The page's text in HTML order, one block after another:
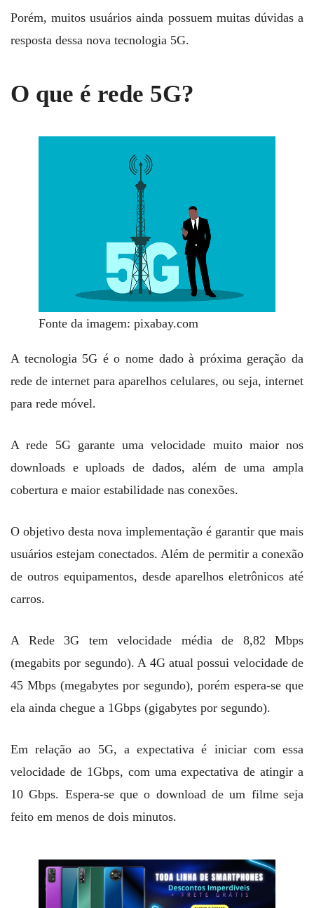
Porém, muitos usuários ainda possuem muitas dúvidas a
resposta dessa nova tecnologia 5G.
O que é rede 5G?
Fonte da imagem: pixabay.com
A tecnologia 5G é o nome dado à próxima geração da
rede de internet para aparelhos celulares, ou seja, internet
para rede móvel.
A rede 5G garante uma velocidade muito maior nos
downloads e uploads de dados, além de uma ampla
cobertura e maior estabilidade nas conexões.
O objetivo desta nova implementação é garantir que mais
usuários estejam conectados. Além de permitir a conexão
de outros equipamentos, desde aparelhos eletrônicos até
carros.
A Rede 3G tem velocidade média de 8,82 Mbps
(megabits por segundo). A 4G atual possui velocidade de
45 Mbps (megabytes por segundo), porém espera-se que
ela ainda chegue a 1Gbps (gigabytes por segundo).
Em relação ao 5G, a expectativa é iniciar com essa
velocidade de 1Gbps, com uma expectativa de atingir a
10 Gbps. Espera-se que o download de um filme seja
feito em menos de dois minutos.